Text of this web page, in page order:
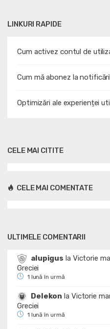
LINKURI RAPIDE
Cum activez contul de
Cum mă abonez la
Optimizări ale experienței
CELE MAI CITITE
CELE MAI COMENTATE
ULTIMELE COMENTARII
alupigus la Victorie
Greciei
1 lună în urmă
Delekon la Victorie
Greciei
1 lună în urmă